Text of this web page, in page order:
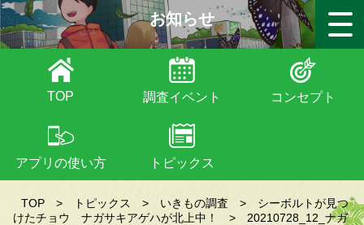
お知らせ
TOP 調査イベント コンセプト
アプリの使い方 トピックス
TOP > トピックス > いきもの調査 >
シーボルトが見つ
けたチョウ ナガサキアゲハが北上中！
>
20210728_12_ナガ